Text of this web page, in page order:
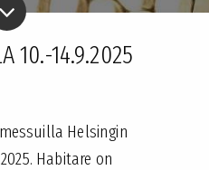

10.-14.9.2025
Helsingin
Habitare on